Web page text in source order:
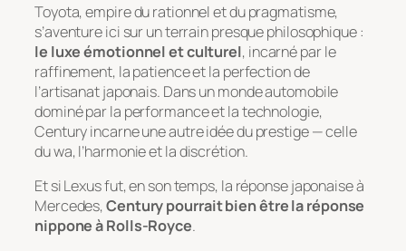
Toyota, empire du rationnel et du pragmatisme,
s’aventure ici sur un terrain presque philosophique :
le luxe émotionnel et culturel, incarné par le
raffinement, la patience et la perfection de
l’artisanat japonais. Dans un monde automobile
dominé par la performance et la technologie,
Century incarne une autre idée du prestige — celle
duwa, l’harmonie et la discrétion.
Et si Lexus fut, en son temps, la réponse japonaise à
Mercedes,Century pourrait bien être la réponse
nippone à Rolls-Royce.